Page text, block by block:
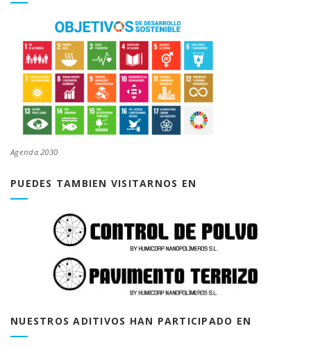
Agenda 2030
PUEDES TAMBIEN VISITARNOS EN
NUESTROS ADITIVOS HAN PARTICIPADO EN